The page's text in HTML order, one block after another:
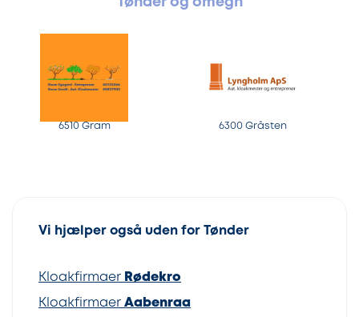
6510 Gram 6300 Gråsten
Vi hjælper også uden for Tønder
Kloakfirmaer Rødekro
Kloakfirmaer Aabenraa